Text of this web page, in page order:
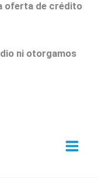
oferta de crédito
ni otorgamos